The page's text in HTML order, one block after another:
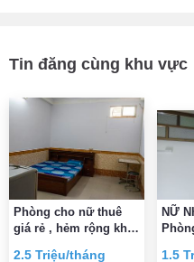
Tin đăng cùng khu vực
Phòng cho nữ thuê
giá rẻ , hẻm rộng khu
2.5 Triệu/tháng
NỮ
1.5